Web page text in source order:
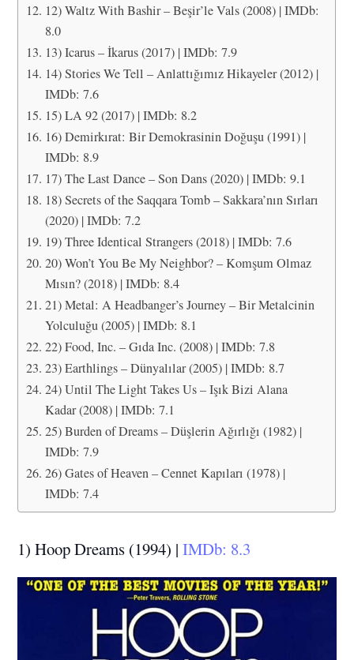
12) Waltz With Bashir – Beşir’le Vals (2008) | IMDb:
8.0
13) Icarus – İkarus (2017) | IMDb: 7.9
14) Stories We Tell – Anlattığımız Hikayeler (2012) |
IMDb: 7.6
15) LA 92 (2017) | IMDb: 8.2
16) Demirkırat: Bir Demokrasinin Doğuşu (1991) |
IMDb: 8.9
17) The Last Dance – Son Dans (2020) | IMDb: 9.1
18) Secrets of the Saqqara Tomb – Sakkara’nın Sırları
(2020) | IMDb: 7.2
19) Three Identical Strangers (2018) | IMDb: 7.6
20) Won’t You Be My Neighbor? – Komşum Olmaz
Mısın? (2018) | IMDb: 8.4
21) Metal: A Headbanger’s Journey – Bir Metalcinin
Yolculuğu (2005) | IMDb: 8.1
22) Food, Inc. – Gıda Inc. (2008) | IMDb: 7.8
23) Earthlings – Dünyalılar (2005) | IMDb: 8.7
24) Until The Light Takes Us – Işık Bizi Alana
Kadar (2008) | IMDb: 7.1
25) Burden of Dreams – Düşlerin Ağırlığı (1982) |
IMDb: 7.9
26) Gates of Heaven – Cennet Kapıları (1978) |
IMDb: 7.4
1) Hoop Dreams (1994) |IMDb: 8.3